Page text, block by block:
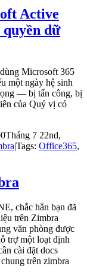
Active
dữ
Microsoft 365
một ngày hệ sinh
— bị tấn công, bị
của Quý vị có
Tháng 7 22nd,
|Tags: Office365,
chắc hẳn bạn đã
trên Zimbra
văn phòng được
trợ một loạt định
cài đặt docs
trên zimbra